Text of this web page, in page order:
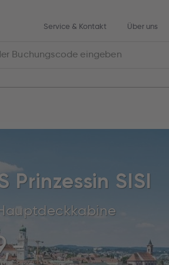
Service & Kontakt Über uns
SISI